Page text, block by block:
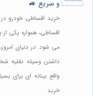
و سریع 🚙
خرید اقساطی خودرو
اقساطی، همواره یکی
می شود. در دنیای
داشتن وسیله نقلیه
واقع بینانه ای برای
خرید